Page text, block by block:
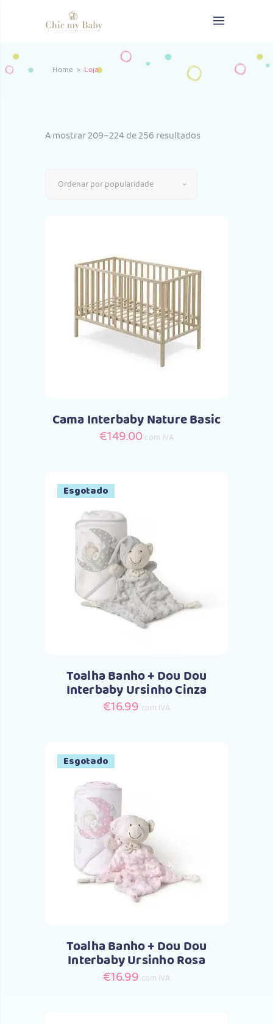
Home > Loja
A mostrar 209–224 de 256 resultadosOrdenado
Ordenar por popularidade
Comprar
Cama Interbaby Nature Basic
€149.00 com IVA
Esgotado
Comprar
Toalha Banho + Dou Dou
Interbaby Ursinho Cinza
€16.99 com IVA
Esgotado
Comprar
Toalha Banho + Dou Dou
Interbaby Ursinho Rosa
€16.99 com IVA